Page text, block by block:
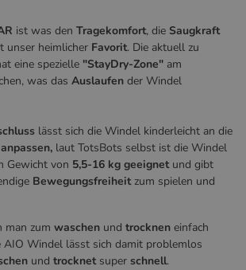
ist was den Tragekomfort, die Saugkraft
unser heimlicher Favorit. Die aktuell zu
eine spezielle "StayDry-Zone" am
was das Auslaufen der Windel
lässt sich die Windel kinderleicht an die
anpassen, laut TotsBots selbst ist die Windel
Gewicht von 5,5-16 kg geeignetund gibt
Bewegungsfreiheitzum spielen und
man zum waschen und trocknen einfach
AIO Windel lässt sich damit problemlos
und trocknet super schnell.